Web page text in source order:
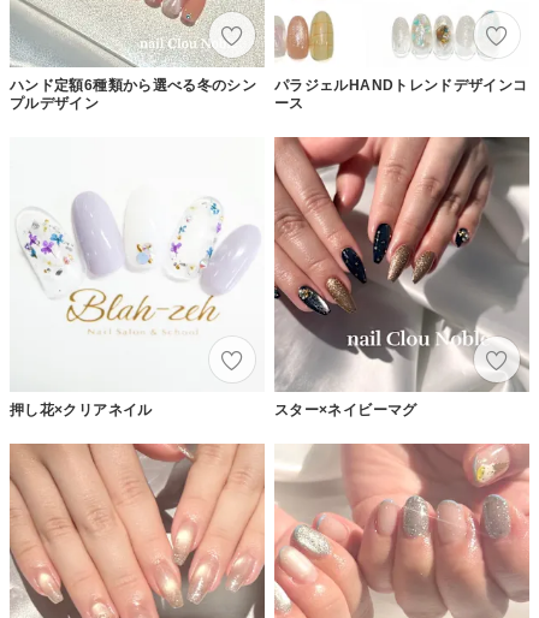
ハンド定額6種類から選べる冬のシン
プルデザイン
パラジェルHANDトレンドデザインコ
ース
押し花×クリアネイル スター×ネイビーマグ